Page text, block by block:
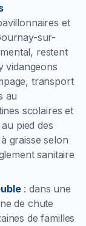
et
sur-
restent
vidangeons
transport
au
scolaires et
pied des
graisse selon
sanitaire
:dans une
de chute
de familles